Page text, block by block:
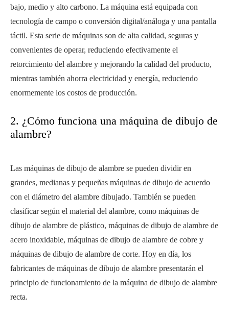
bajo, medio y alto carbono. La máquina está equipada con
tecnología de campo o conversión digital/análoga y una pantalla
táctil. Esta serie de máquinas son de alta calidad, seguras y
convenientes de operar, reduciendo efectivamente el
retorcimiento del alambre y mejorando la calidad del producto,
mientras también ahorra electricidad y energía, reduciendo
enormemente los costos de producción.
2. ¿Cómo funciona una máquina de dibujo de
alambre?
Las máquinas de dibujo de alambre se pueden dividir en
grandes, medianas y pequeñas máquinas de dibujo de acuerdo
con el diámetro del alambre dibujado. También se pueden
clasificar según el material del alambre, como máquinas de
dibujo de alambre de plástico, máquinas de dibujo de alambre de
acero inoxidable, máquinas de dibujo de alambre de cobre y
máquinas de dibujo de alambre de corte. Hoy en día, los
fabricantes de máquinas de dibujo de alambre presentarán el
principio de funcionamiento de la máquina de dibujo de alambre
recta.